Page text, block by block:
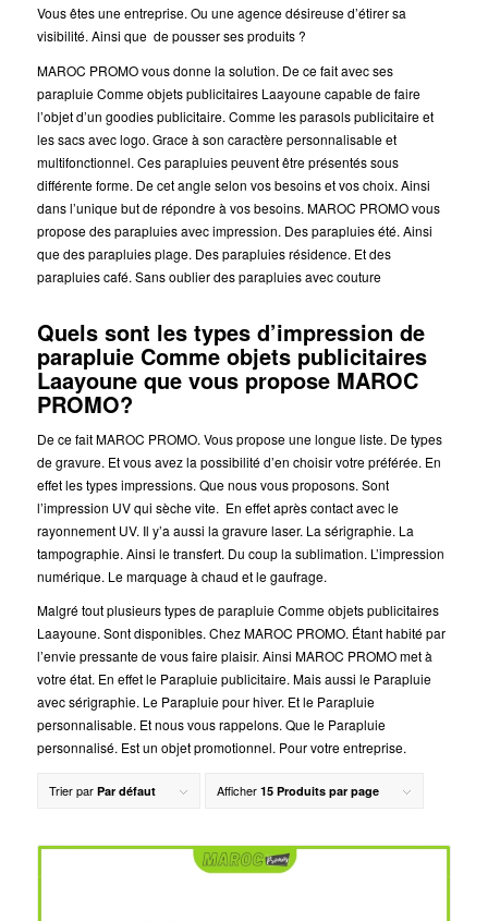
Vous êtes une entreprise. Ou une agence désireuse d’étirer sa
visibilité. Ainsi que de pousser ses produits ?
MAROC PROMO vous donne la solution. De ce fait avec ses
parapluie Comme objets publicitaires Laayoune capable de faire
l’objet d’un goodies publicitaire. Comme les parasols publicitaire et
les sacs avec logo. Grace à son caractère personnalisable et
multifonctionnel. Ces parapluies peuvent être présentés sous
différente forme. De cet angle selon vos besoins et vos choix. Ainsi
dans l’unique but de répondre à vos besoins. MAROC PROMO vous
propose des parapluies avec impression. Des parapluies été. Ainsi
que des parapluies plage. Des parapluies résidence. Et des
parapluies café. Sans oublier des parapluies avec couture
Quels sont les types d’impression de
parapluie Comme objets publicitaires
Laayoune que vous propose MAROC
PROMO?
De ce fait MAROC PROMO. Vous propose une longue liste. De types
de gravure. Et vous avez la possibilité d’en choisir votre préférée. En
effet les types impressions. Que nous vous proposons. Sont
l’impression UV qui sèche vite. En effet après contact avec le
rayonnement UV. Il y’a aussi la gravure laser. La sérigraphie. La
tampographie. Ainsi le transfert. Du coup la sublimation. L’impression
numérique. Le marquage à chaud et le gaufrage.
Malgré tout plusieurs types de parapluie Comme objets publicitaires
Laayoune. Sont disponibles. Chez MAROC PROMO. Étant habité par
l’envie pressante de vous faire plaisir. Ainsi MAROC PROMO met à
votre état. En effet le Parapluie publicitaire. Mais aussi le Parapluie
avec sérigraphie. Le Parapluie pour hiver. Et le Parapluie
personnalisable. Et nous vous rappelons. Que le Parapluie
personnalisé. Est un objet promotionnel. Pour votre entreprise.
Trier par Par défaut Afficher 15 Produits par page